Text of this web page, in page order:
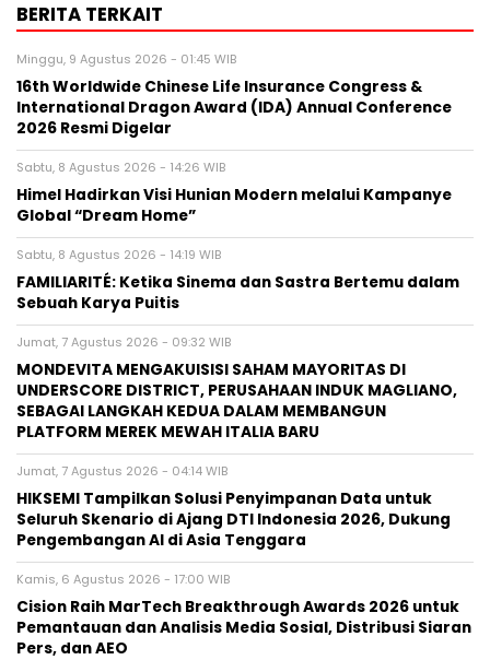
BERITA TERKAIT
Minggu, 9 Agustus 2026 - 01:45 WIB
16th Worldwide Chinese Life Insurance Congress &
International Dragon Award (IDA) Annual Conference
2026 Resmi Digelar
Sabtu, 8 Agustus 2026 - 14:26 WIB
Himel Hadirkan Visi Hunian Modern melalui Kampanye
Global “Dream Home”
Sabtu, 8 Agustus 2026 - 14:19 WIB
FAMILIARITÉ: Ketika Sinema dan Sastra Bertemu dalam
Sebuah Karya Puitis
Jumat, 7 Agustus 2026 - 09:32 WIB
MONDEVITA MENGAKUISISI SAHAM MAYORITAS DI
UNDERSCORE DISTRICT, PERUSAHAAN INDUK MAGLIANO,
SEBAGAI LANGKAH KEDUA DALAM MEMBANGUN
PLATFORM MEREK MEWAH ITALIA BARU
Jumat, 7 Agustus 2026 - 04:14 WIB
HIKSEMI Tampilkan Solusi Penyimpanan Data untuk
Seluruh Skenario di Ajang DTI Indonesia 2026, Dukung
Pengembangan AI di Asia Tenggara
Kamis, 6 Agustus 2026 - 17:00 WIB
Cision Raih MarTech Breakthrough Awards 2026 untuk
Pemantauan dan Analisis Media Sosial, Distribusi Siaran
Pers, dan AEO